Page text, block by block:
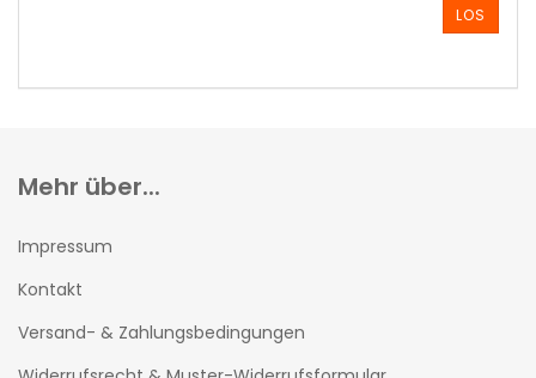
EIN.
LOS
Mehr über...
Impressum
Kontakt
Versand- & Zahlungsbedingungen